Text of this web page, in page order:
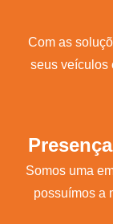
Com as
seus veículos
Somos uma
possuímos a